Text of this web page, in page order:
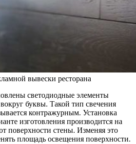
вывески ресторана
светодиодные элементы
буквы. Такой тип свечения
контражурным. Установка
изготовления производится на
поверхности стены. Изменяя это
площадь освещения поверхности.